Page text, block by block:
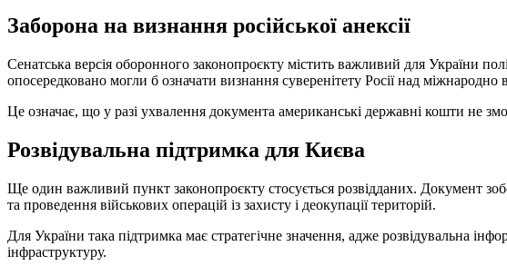
Заборона на визнання російської анексії
Сенатська версія оборонного законопроєкту містить важливий для України
опосередковано могли б означати визнання суверенітету Росії над
Це означає, що у разі ухвалення документа американські державні кошти не
Розвідувальна підтримка для Києва
Ще один важливий пункт законопроєкту стосується розвідданих. Документ
та проведення військових операцій із захисту і деокупації територій.
Для України така підтримка має стратегічне значення, адже розвідувальна
інфраструктуру.